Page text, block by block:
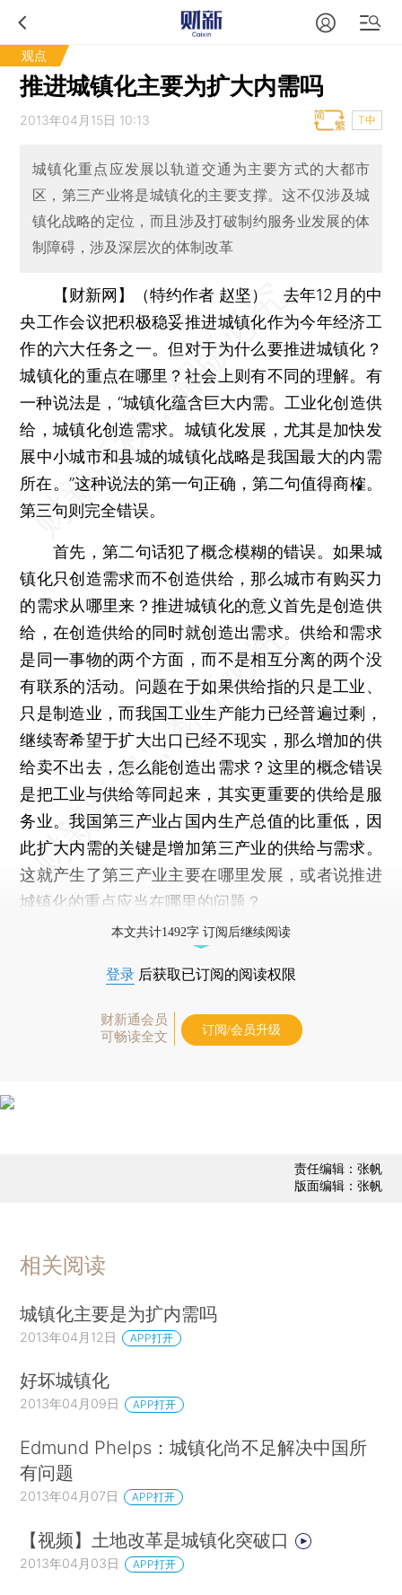
观点
推进城镇化主要为扩大内需吗
2013年04月15日 10:13 T中
城镇化重点应发展以轨道交通为主要方式的大都市
区，第三产业将是城镇化的主要支撑。这不仅涉及城
镇化战略的定位，而且涉及打破制约服务业发展的体
制障碍，涉及深层次的体制改革
【财新网】（特约作者 赵坚）
去年12月的中
央工作会议把积极稳妥推进城镇化作为今年经济工
作的六大任务之一。但对于为什么要推进城镇化？
城镇化的重点在哪里？社会上则有不同的理解。有
一种说法是，“城镇化蕴含巨大内需。工业化创造供
给，城镇化创造需求。城镇化发展，尤其是加快发
展中小城市和县城的城镇化战略是我国最大的内需
所在。”这种说法的第一句正确，第二句值得商榷。
第三句则完全错误。
首先，第二句话犯了概念模糊的错误。如果城
镇化只创造需求而不创造供给，那么城市有购买力
的需求从哪里来？推进城镇化的意义首先是创造供
给，在创造供给的同时就创造出需求。供给和需求
是同一事物的两个方面，而不是相互分离的两个没
有联系的活动。问题在于如果供给指的只是工业、
只是制造业，而我国工业生产能力已经普遍过剩，
继续寄希望于扩大出口已经不现实，那么增加的供
给卖不出去，怎么能创造出需求？这里的概念错误
是把工业与供给等同起来，其实更重要的供给是服
务业。我国第三产业占国内生产总值的比重低，因
此扩大内需的关键是增加第三产业的供给与需求。
这就产生了第三产业主要在哪里发展，或者说推进
城镇化的重点应当在哪里的问题？
本文共计1492字 订阅后继续阅读
登录 后获取已订阅的阅读权限
财新通会员
可畅读全文
订阅/会员升级
责任编辑：张帆
版面编辑：张帆
相关阅读
城镇化主要是为扩内需吗
2013年04月12日 APP打开
好坏城镇化
2013年04月09日 APP打开
Edmund Phelps：城镇化尚不足解决中国所
有问题
2013年04月07日 APP打开
【视频】土地改革是城镇化突破口
2013年04月03日 APP打开